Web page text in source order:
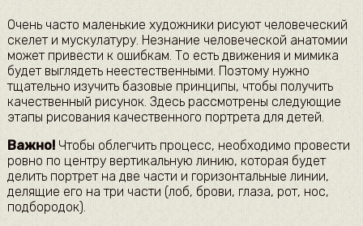
Очень часто маленькие художники рисуют человеческий
скелет и мускулатуру. Незнание человеческой анатомии
может привести к ошибкам. То есть движения и мимика
будет выглядеть неестественными. Поэтому нужно
тщательно изучить базовые принципы, чтобы получить
качественный рисунок. Здесь рассмотрены следующие
этапы рисования качественного портрета для детей.
Важно!Чтобы облегчить процесс, необходимо провести
ровно по центру вертикальную линию, которая будет
делить портрет на две части и горизонтальные линии,
делящие его на три части (лоб, брови, глаза, рот, нос,
подбородок).